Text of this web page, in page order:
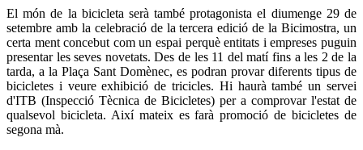
El món de la bicicleta serà també protagonista el diumenge 29 de
setembre amb la celebració de la tercera edició de la Bicimostra, un
certa ment concebut com un espai perquè entitats i empreses puguin
presentar les seves novetats. Des de les 11 del matí fins a les 2 de la
tarda, a la Plaça Sant Domènec, es podran provar diferents tipus de
bicicletes i veure exhibició de tricicles. Hi haurà també un servei
d'ITB (Inspecció Tècnica de Bicicletes) per a comprovar l'estat de
qualsevol bicicleta. Així mateix es farà promoció de bicicletes de
segona mà.